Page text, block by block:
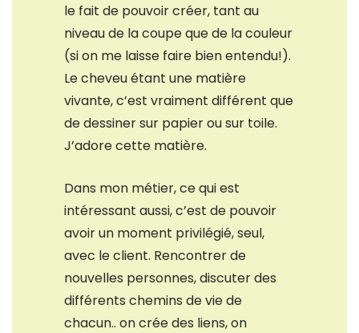
le fait de pouvoir créer, tant au
niveau de la coupe que de la couleur
(si on me laisse faire bien entendu!).
Le cheveu étant une matière
vivante, c’est vraiment différent que
de dessiner sur papier ou sur toile.
J’adore cette matière.
Dans mon métier, ce qui est
intéressant aussi, c’est de pouvoir
avoir un moment privilégié, seul,
avec le client. Rencontrer de
nouvelles personnes, discuter des
différents chemins de vie de
chacun.. on crée des liens, on